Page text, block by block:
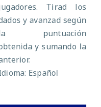
Tirad los
y avanzad según
puntuación
y sumando la
Español